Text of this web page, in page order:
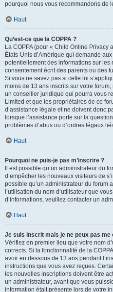
pourquoi nous vous recommandons de
Haut
Qu’est-ce que la COPPA ?
La COPPA (pour « Child Online Privacy
États-Unis d’Amérique qui demande
potentiellement des informations sur
consentement écrit des parents ou des
Si vous ne savez pas si cette loi
moins de 13 ans inscrits sur votre
un conseiller juridique qui pourra vous
Limited et que les propriétaires de ce
d’assistance légale et ne doivent donc
lorsque l’assistance porte sur la
problèmes d’abus ou d’ordres légaux
Haut
Pourquoi ne puis-je pas m’inscrire ?
Il est possible qu’un administrateur du
d’empêcher les nouveaux visiteurs de
possible qu’un administrateur du forum
l’utilisation du nom d’utilisateur que
d’informations, veuillez contacter un
Haut
Je suis inscrit mais je ne peux pas me
Vérifiez en premier lieu que votre nom
corrects. Si la fonctionnalité de la
avoir en dessous de 13 ans pendant
instructions que vous avez reçues.
les nouvelles inscriptions doivent être
un administrateur, avant que vous
information était présente lors de votre